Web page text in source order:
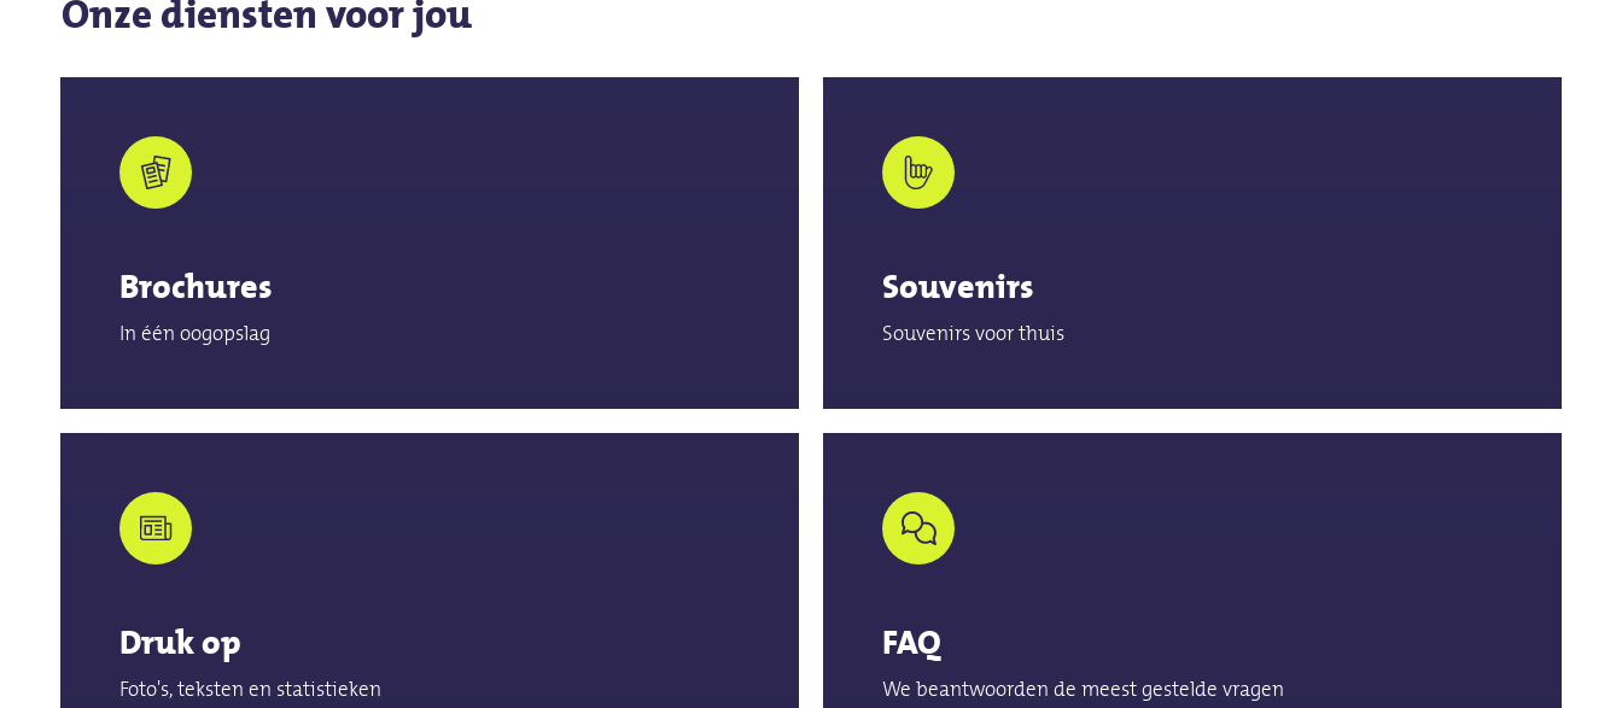
Onze diensten voor jou
Brochures
In één oogopslag
Souvenirs
Souvenirs voor thuis
Druk op
Foto's, teksten en statistieken
FAQ
We beantwoorden de meest gestelde vragen